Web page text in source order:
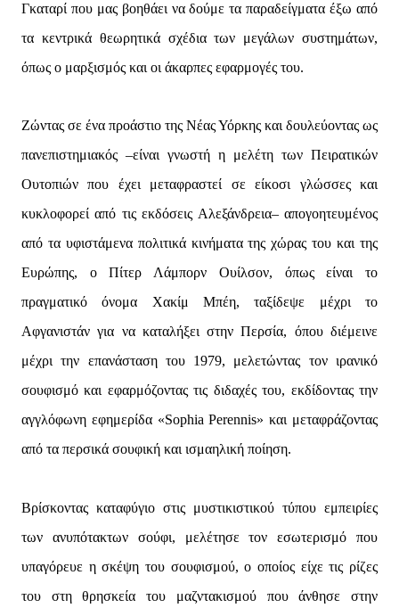
Γκαταρί που μας βοηθάει να δούμε τα παραδείγματα έξω από
τα κεντρικά θεωρητικά σχέδια των μεγάλων συστημάτων,
όπως ο μαρξισμός και οι άκαρπες εφαρμογές του.
Ζώντας σε ένα προάστιο της Νέας Υόρκης και δουλεύοντας ως
πανεπιστημιακός –είναι γνωστή η μελέτη των Πειρατικών
Ουτοπιών που έχει μεταφραστεί σε είκοσι γλώσσες και
κυκλοφορεί από τις εκδόσεις Αλεξάνδρεια– απογοητευμένος
από τα υφιστάμενα πολιτικά κινήματα της χώρας του και της
Ευρώπης, ο Πίτερ Λάμπορν Ουίλσον, όπως είναι το
πραγματικό όνομα Χακίμ Μπέη, ταξίδεψε μέχρι το
Αφγανιστάν για να καταλήξει στην Περσία, όπου διέμεινε
μέχρι την επανάσταση του 1979, μελετώντας τον ιρανικό
σουφισμό και εφαρμόζοντας τις διδαχές του, εκδίδοντας την
αγγλόφωνη εφημερίδα «Sophia Perennis» και μεταφράζοντας
από τα περσικά σουφική και ισμαηλική ποίηση.
Βρίσκοντας καταφύγιο στις μυστικιστικού τύπου εμπειρίες
των ανυπότακτων σούφι, μελέτησε τον εσωτερισμό που
υπαγόρευε η σκέψη του σουφισμού, ο οποίος είχε τις ρίζες
του στη θρησκεία του μαζντακισμού που άνθησε στην